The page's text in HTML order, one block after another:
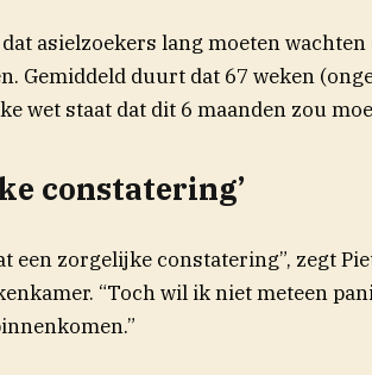
asielzoekers lang moeten
Gemiddeld duurt dat 67 weken
wet staat dat dit 6 maanden zou
constatering’
een zorgelijke constatering”, zegt
“Toch wil ik niet meteen